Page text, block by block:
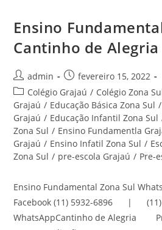
Ensino
Cantinho de Alegria
Autor
do
post:
admin
Post
publicado:
fevereiro 15, 2022
Categoria
do
post:
Colégio Grajaú / Colégio Zona
Grajaú / Educação Básica Zona Sul /
Grajaú / Educação Infantil Zona Sul
Zona Sul / Ensino Fundamentla
Grajaú / Ensino Infatil Zona Sul /
Zona Sul / pre-escola Grajaú / Pre-
Ensino Fundamental Zona Sul
Facebook (11) 5932-6896 | (11)
WhatsAppCantinho de Alegria